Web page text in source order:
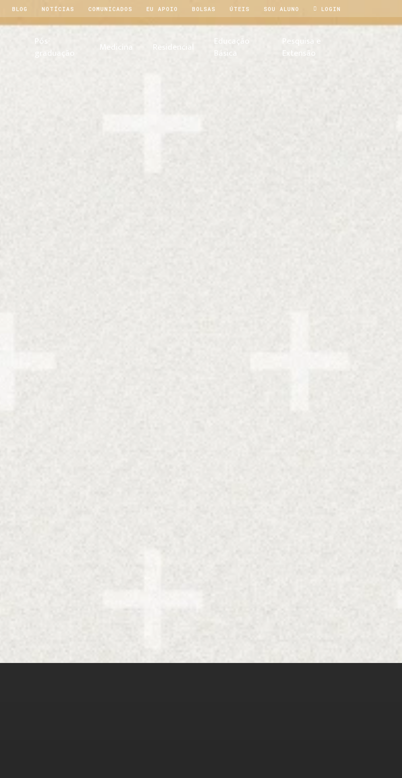
BLOG NOTÍCIAS COMUNICADOS EU APOIO BOLSAS ÚTEIS SOU ALUNO LOGIN
Pós-
graduação
Medicina Residencial
Educação
Básica
Pesquisa e
Extensão